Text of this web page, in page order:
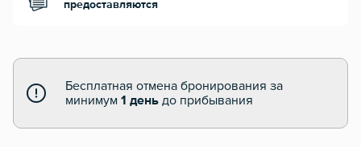
предоставляются
Бесплатная отмена бронирования за
минимум 1 день до прибывания